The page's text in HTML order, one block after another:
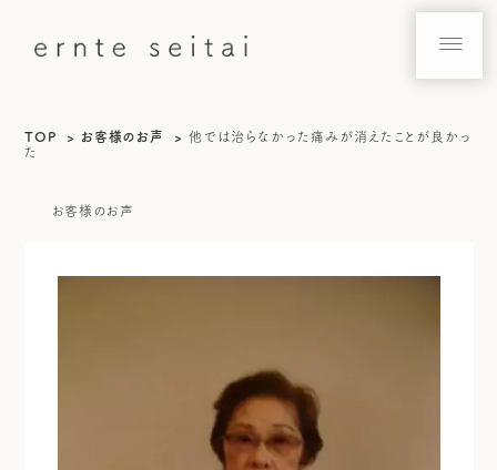
TOP お客様のお声
他では治らなかった痛みが消えたことが良かっ
た
お客様のお声